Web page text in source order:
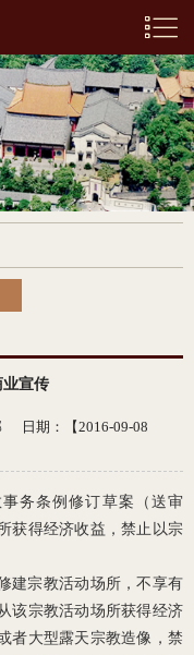
宣传
日期：【2016-09-08
务条例修订草案（送审
获得经济收益，禁止以宗
建宗教活动场所，不享有
该宗教活动场所获得经济
者大型露天宗教造像，禁